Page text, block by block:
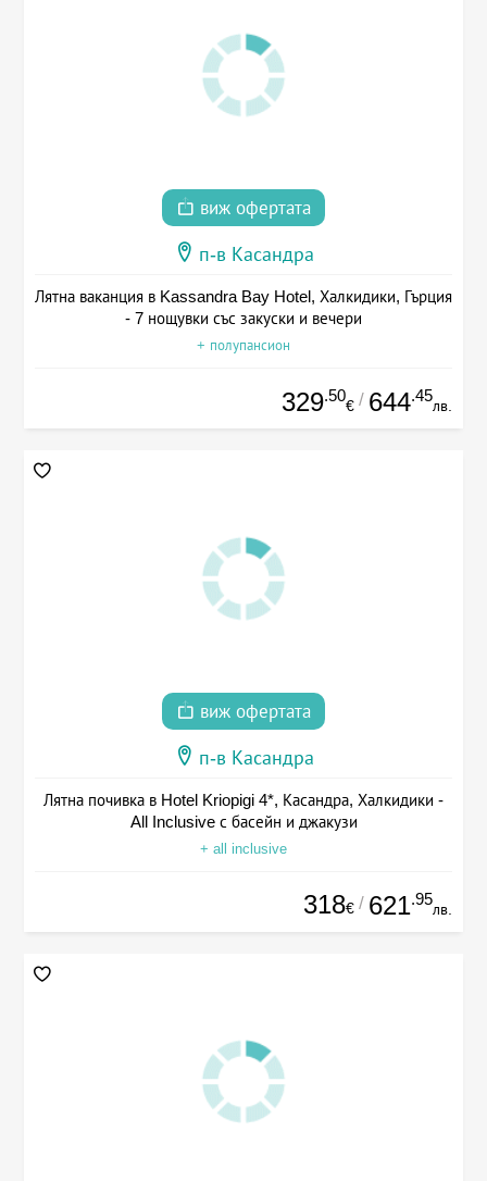
виж офертата
п-в Касандра
Лятна ваканция в Kassandra Bay Hotel, Халкидики, Гърция
- 7 нощувки със закуски и вечери
+ полупансион
329.50
€ / 644.45
лв.
виж офертата
п-в Касандра
Лятна почивка в Hotel Kriopigi 4*, Касандра, Халкидики -
All Inclusive с басейн и джакузи
+ all inclusive
318€ / 621.95
лв.